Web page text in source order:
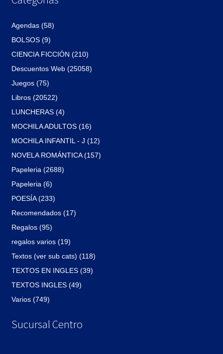
Agendas (58)
BOLSOS (9)
CIENCIA FICCIÓN (210)
Descuentos Web (25058)
Juegos (75)
Libros (20522)
LUNCHERAS (4)
MOCHILA ADULTOS (16)
MOCHILA INFANTIL - J (12)
NOVELA ROMÁNTICA (157)
Papeleria (2688)
Papeleria (6)
POESÍA (233)
Recomendados (17)
Regalos (95)
regalos varios (19)
Textos (ver sub cats) (118)
TEXTOS EN INGLES (39)
TEXTOS INGLES (49)
Varios (749)
Sucursal Centro